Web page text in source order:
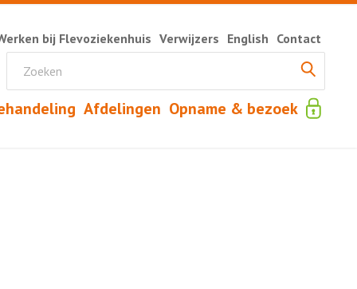
Afdelingen Opname & bezoek
bij Flevoziekenhuis Verwijzers English Contact